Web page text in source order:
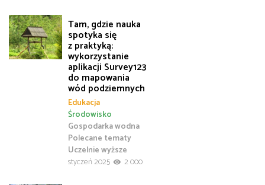
Tam, gdzie nauka
spotyka się
z praktyką:
wykorzystanie
aplikacji Survey123
do mapowania
wód podziemnych
Edukacja
Gospodarka wodna
Polecane tematy
Środowisko
Uczelnie wyższe
styczeń 2025
2 000